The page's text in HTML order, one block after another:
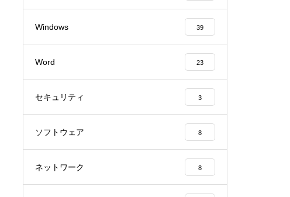
Windows 39
Word 23
セキュリティ 3
ソフトウェア 8
ネットワーク 8